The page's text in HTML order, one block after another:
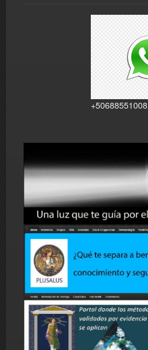
+50688551008